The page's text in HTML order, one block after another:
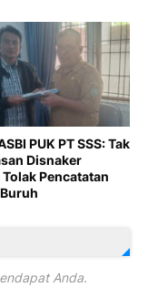
PUK PT SSS: Tak
Disnaker
Pencatatan
Anda.